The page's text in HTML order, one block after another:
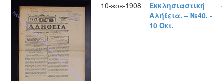
10-жов-1908
Εκκλησιαστική
Αλήθεια. – №40. -
10 Οκτ.